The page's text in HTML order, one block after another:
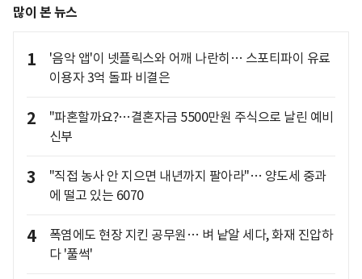
많이 본 뉴스
1
'음악 앱'이 넷플릭스와 어깨 나란히… 스포티파이 유료
이용자 3억 돌파 비결은
2
"파혼할까요?…결혼자금 5500만원 주식으로 날린 예비
신부
3
"직접 농사 안 지으면 내년까지 팔아라"… 양도세 중과
에 떨고 있는 6070
4
폭염에도 현장 지킨 공무원… 벼 낱알 세다, 화재 진압하
다 '풀썩'